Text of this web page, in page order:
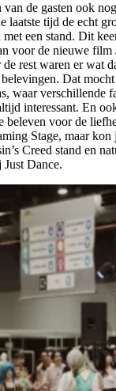
van de gasten ook
laatste tijd de echt
een stand. Dit
voor de nieuwe film
de rest waren er wat
Dat
waar verschillende
interessant. En
beleven voor de
Stage, maar
Creed stand en
Just Dance.